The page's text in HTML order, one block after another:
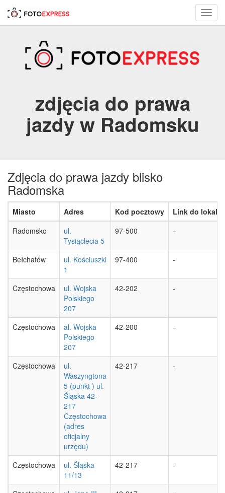
zdjęcia do prawa
jazdy w Radomsku
Zdjęcia do prawa jazdy blisko
Radomska
Miasto Adres Kod pocztowy
Link do
Radomsko
ul.
Tysiąclecia 5
97-500 -
Bełchatów
ul. Kościuszki
1
97-400 -
Częstochowa
ul. Wojska
Polskiego
207
42-202 -
Częstochowa
al. Wojska
Polskiego
207
42-200 -
Częstochowa
ul.
Waszyngtona
5 (punkt ) ul.
Śląska 42-
217
Częstochowa
(adres
oficjalny
urzędu)
42-217 -
Częstochowa
ul. Śląska
11/13
42-217 -